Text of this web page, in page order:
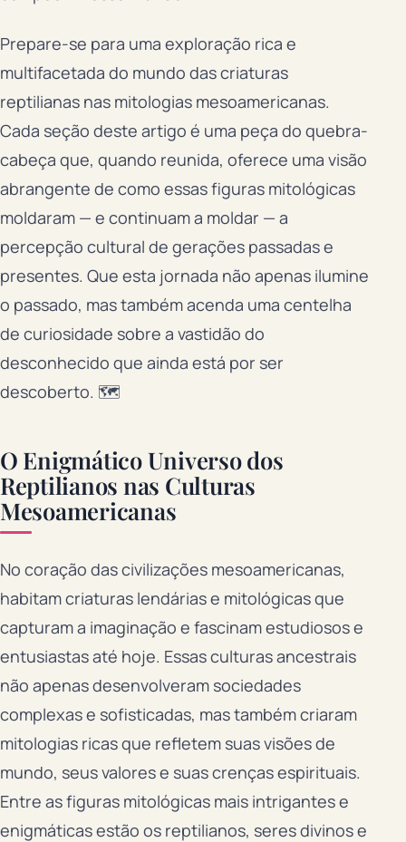
Prepare-se para uma exploração rica e
multifacetada do mundo das criaturas
reptilianas nas mitologias mesoamericanas.
Cada seção deste artigo é uma peça do quebra-
cabeça que, quando reunida, oferece uma visão
abrangente de como essas figuras mitológicas
moldaram — e continuam a moldar — a
percepção cultural de gerações passadas e
presentes. Que esta jornada não apenas ilumine
o passado, mas também acenda uma centelha
de curiosidade sobre a vastidão do
desconhecido que ainda está por ser
descoberto. 🗺️
O Enigmático Universo dos
Reptilianos nas Culturas
Mesoamericanas
No coração das civilizações mesoamericanas,
habitam criaturas lendárias e mitológicas que
capturam a imaginação e fascinam estudiosos e
entusiastas até hoje. Essas culturas ancestrais
não apenas desenvolveram sociedades
complexas e sofisticadas, mas também criaram
mitologias ricas que refletem suas visões de
mundo, seus valores e suas crenças espirituais.
Entre as figuras mitológicas mais intrigantes e
enigmáticas estão os reptilianos, seres divinos e